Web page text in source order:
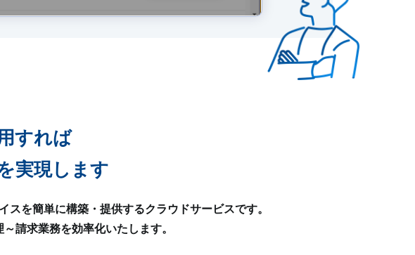
すれば
実現します
を簡単に構築・提供するクラウドサービスです。
請求業務を効率化いたします。